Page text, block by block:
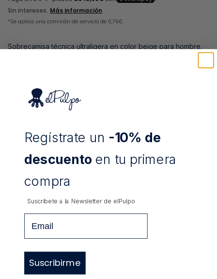
Sobrecamisa técnica ultraligera en color beige para hombre.
repelente al agua y antiarrugas. Confeccionada en 88%
poliéster y 12% elastano.
* El modelo mide 1.85 y lleva la talla L.
Composición
Envíos y Devoluciones
Cuidados:
COMPARTIR
Newsletter
Regístrate un -10% de
descuento en tu primera
compra
Suscríbete a la Newsletter de elPulpo
Suscribirme